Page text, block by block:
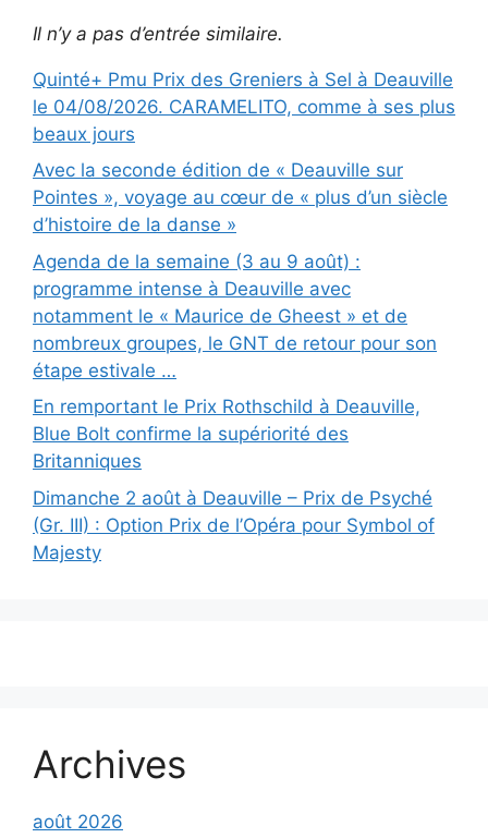
Il n’y a pas d’entrée similaire.
Quinté+ Pmu Prix des Greniers à Sel à Deauville
le 04/08/2026. CARAMELITO, comme à ses plus
beaux jours
Avec la seconde édition de « Deauville sur
Pointes », voyage au cœur de « plus d’un siècle
d’histoire de la danse »
Agenda de la semaine (3 au 9 août) :
programme intense à Deauville avec
notamment le « Maurice de Gheest » et de
nombreux groupes, le GNT de retour pour son
étape estivale …
En remportant le Prix Rothschild à Deauville,
Blue Bolt confirme la supériorité des
Britanniques
Dimanche 2 août à Deauville – Prix de Psyché
(Gr. III) : Option Prix de l’Opéra pour Symbol of
Majesty
Archives
août 2026